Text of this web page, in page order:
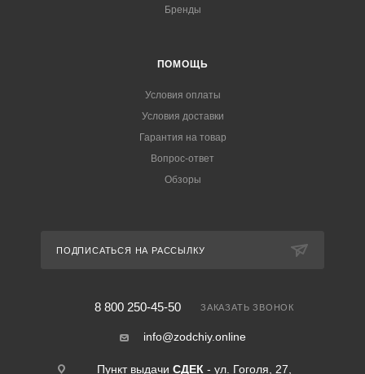
Бренды
ПОМОЩЬ
Условия оплаты
Условия доставки
Гарантия на товар
Вопрос-ответ
Обзоры
ПОДПИСАТЬСЯ НА РАССЫЛКУ
8 800 250-45-50 ЗАКАЗАТЬ ЗВОНОК
info@zodchiy.online
Пункт выдачи СДЕК - ул. Гоголя, 27,